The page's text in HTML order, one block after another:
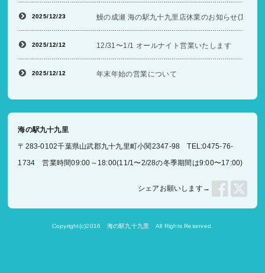
2025/12/23 鰻の成瀬 海の駅九十九里店休業のお知らせ(12/26
2025/12/12 12/31〜1/1 オールナイト営業いたします
2025/12/12 年末年始の営業について
海の駅九十九里
〒283-0102千葉県山武郡九十九里町小関2347-98 TEL:0475-76-
1734 営業時間09:00～18:00(11/1〜2/28の冬季期間は9:00〜17:00)
シェアお願いします→
Copyright(c)2016 海の駅九十九里 All Rights Reserved.